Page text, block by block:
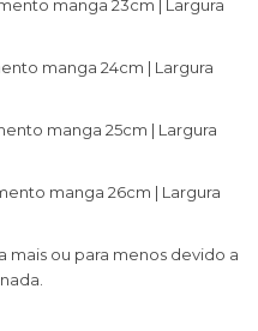
manga 23cm | Largura
manga 24cm | Largura
manga 25cm | Largura
manga 26cm | Largura
mais ou para menos devido a